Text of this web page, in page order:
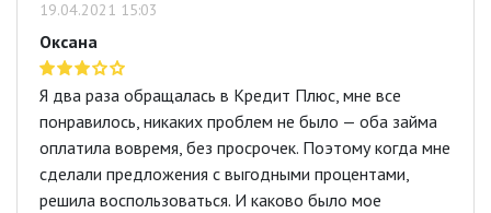
19.04.2021 15:03
Оксана
Я два раза обращалась в Кредит Плюс, мне все
понравилось, никаких проблем не было — оба займа
оплатила вовремя, без просрочек. Поэтому когда мне
сделали предложения с выгодными процентами,
решила воспользоваться. И каково было мое